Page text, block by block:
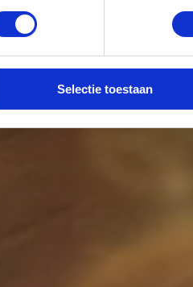
Selectie toestaan